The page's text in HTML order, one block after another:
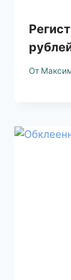
От